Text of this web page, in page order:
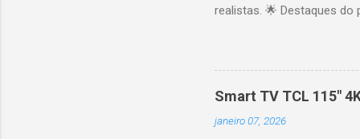
realistas. 🌟 Destaques do
desempenho otimizado
ideal para esportes e
recomendações
mais. Google Assistente :
Altura: 153,8 cm |
Smart TV TCL 115"
janeiro 07, 2026